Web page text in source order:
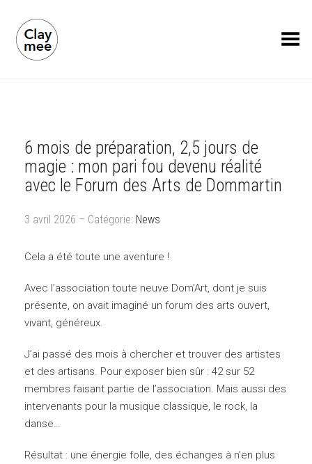
Toggle Menu
6 mois de préparation, 2,5 jours de
magie : mon pari fou devenu réalité
avec le Forum des Arts de Dommartin
3 avril 2026 – Catégorie: News
Cela a été toute une aventure !
Avec l’association toute neuve Dom’Art, dont je suis
présente, on avait imaginé un forum des arts ouvert,
vivant, généreux.
J’ai passé des mois à chercher et trouver des artistes
et des artisans. Pour exposer bien sûr : 42 sur 52
membres faisant partie de l’association. Mais aussi des
intervenants pour la musique classique, le rock, la
danse…
Résultat : une énergie folle, des échanges à n’en plus